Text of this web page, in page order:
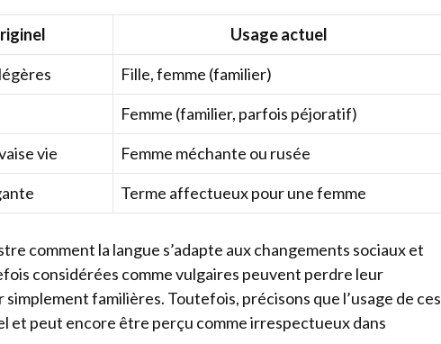
Usage actuel
Fille, femme (familier)
Femme (familier, parfois péjoratif)
vie
Femme méchante ou rusée
Terme affectueux pour une femme
comment la langue s’adapte aux changements sociaux et
considérées comme vulgaires peuvent perdre leur
familières. Toutefois, précisons que l’usage de ces
et peut encore être perçu comme irrespectueux dans